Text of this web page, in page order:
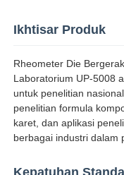
Rumah
Produk
Tentang kita
Ikhtisar Produk
Rheometer Die
Laboratorium UP-5008
untuk penelitian
penelitian formula
karet, dan aplikasi
berbagai industri dalam
Kepatuhan